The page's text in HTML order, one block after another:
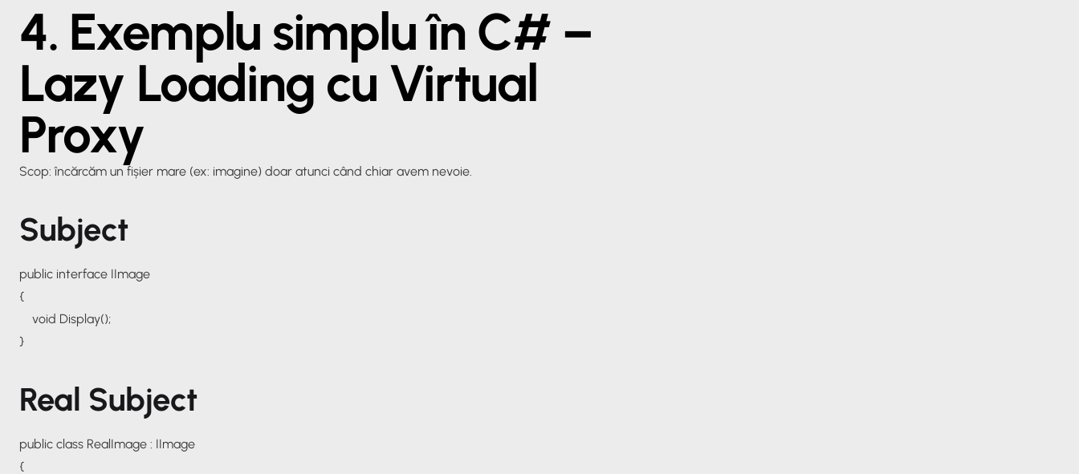
4. Exemplu simplu în C# –
Lazy Loading cu Virtual
Proxy
Scop: încărcăm un fișier mare (ex: imagine) doar atunci când chiar avem nevoie.
Subject
public interface IImage
{
void Display();
}
Real Subject
public class RealImage : IImage
{